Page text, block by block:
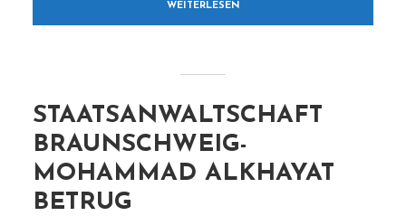
WEITERLESEN
STAATSANWALTSCHAFT
BRAUNSCHWEIG-
MOHAMMAD ALKHAYAT
BETRUG